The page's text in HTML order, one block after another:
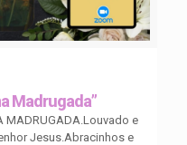
Madrugada”
MADRUGADA.Louvado e
Jesus.Abracinhos e